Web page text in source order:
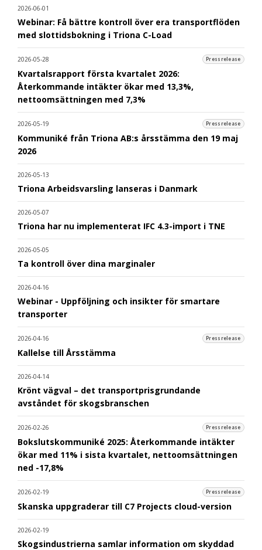
2026-06-01
Webinar: Få bättre kontroll över era transportflöden
med slottidsbokning i Triona C-Load
2026-05-28 Pressrelease
Kvartalsrapport första kvartalet 2026:
Återkommande intäkter ökar med 13,3%,
nettoomsättningen med 7,3%
2026-05-19 Pressrelease
Kommuniké från Triona AB:s årsstämma den 19 maj
2026
2026-05-13
Triona Arbeidsvarsling lanseras i Danmark
2026-05-07
Triona har nu implementerat IFC 4.3-import i TNE
2026-05-05
Ta kontroll över dina marginaler
2026-04-16
Webinar - Uppföljning och insikter för smartare
transporter
2026-04-16 Pressrelease
Kallelse till Årsstämma
2026-04-14
Krönt vägval – det transportprisgrundande
avståndet för skogsbranschen
2026-02-26 Pressrelease
Bokslutskommuniké 2025: Återkommande intäkter
ökar med 11% i sista kvartalet, nettoomsättningen
ned -17,8%
2026-02-19 Pressrelease
Skanska uppgraderar till C7 Projects cloud-version
2026-02-19
Skogsindustrierna samlar information om skyddad